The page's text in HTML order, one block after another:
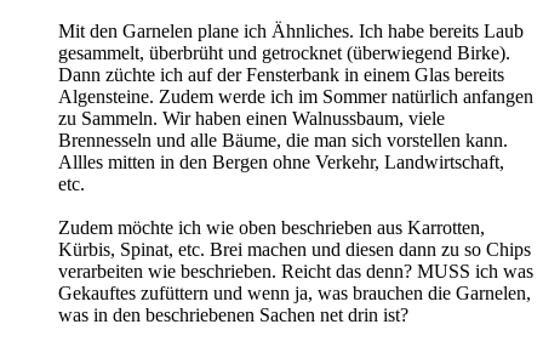
Mit den Garnelen plane ich Ähnliches. Ich habe bereits Laub
gesammelt, überbrüht und getrocknet (überwiegend Birke).
Dann züchte ich auf der Fensterbank in einem Glas bereits
Algensteine. Zudem werde ich im Sommer natürlich anfangen
zu Sammeln. Wir haben einen Walnussbaum, viele
Brennesseln und alle Bäume, die man sich vorstellen kann.
Allles mitten in den Bergen ohne Verkehr, Landwirtschaft,
etc.
Zudem möchte ich wie oben beschrieben aus Karrotten,
Kürbis, Spinat, etc. Brei machen und diesen dann zu so Chips
verarbeiten wie beschrieben. Reicht das denn? MUSS ich was
Gekauftes zufüttern und wenn ja, was brauchen die Garnelen,
was in den beschriebenen Sachen net drin ist?